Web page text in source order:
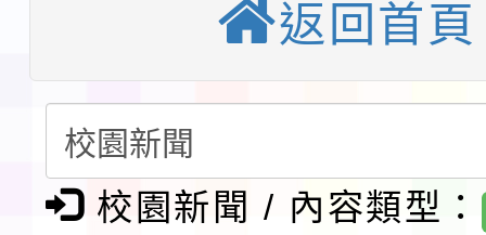
程安排一案
「桃園市補助參觀特色
展演活動實施計畫」
請一案
教育部校安中心白海豚
報
淨零綠領人才培育課程
檢送桃園市115學年度
返回首頁
校園新聞 / 內容類型：